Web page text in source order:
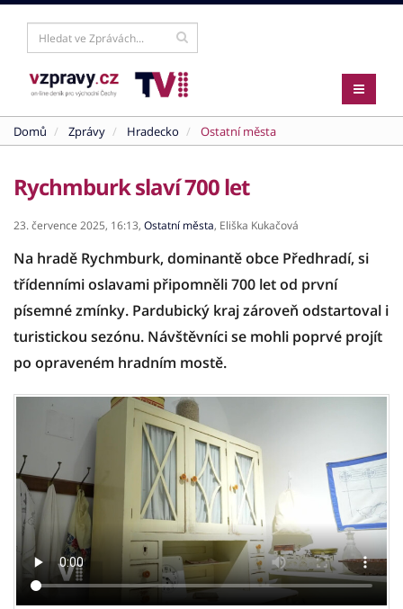
Domů Zprávy Hradecko Ostatní města
Rychmburk slaví 700 let
23. července 2025, 16:13, Ostatní města, Eliška Kukačová
Na hradě Rychmburk, dominantě obce Předhradí, si
třídenními oslavami připomněli 700 let od první
písemné zmínky. Pardubický kraj zároveň odstartoval i
turistickou sezónu. Návštěvníci se mohli poprvé projít
po opraveném hradním mostě.